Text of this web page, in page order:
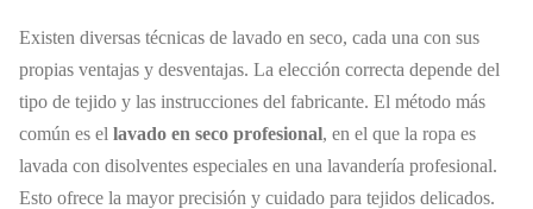
Existen diversas técnicas de lavado en seco, cada una con sus
propias ventajas y desventajas. La elección correcta depende del
tipo de tejido y las instrucciones del fabricante. El método más
común es el lavado en seco profesional, en el que la ropa es
lavada con disolventes especiales en una lavandería profesional.
Esto ofrece la mayor precisión y cuidado para tejidos delicados.